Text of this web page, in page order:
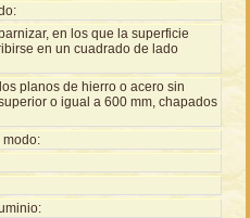
en los que la superficie
en un cuadrado de lado
planos de hierro o acero sin
o igual a 600 mm, chapados
modo: